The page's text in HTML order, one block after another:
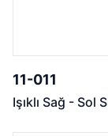
11-011
Işıklı Sağ - Sol